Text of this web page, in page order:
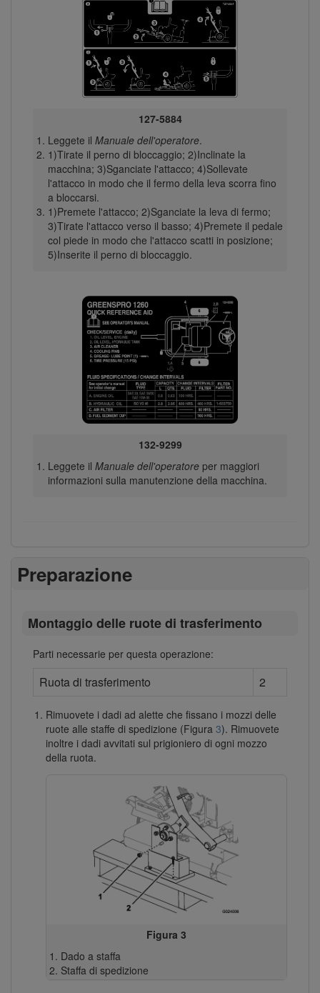
127-5884
Leggete il Manuale dell'operatore.
1)Tirate il perno di bloccaggio; 2)Inclinate la
macchina; 3)Sganciate l'attacco; 4)Sollevate
l'attacco in modo che il fermo della leva scorra fino
a bloccarsi.
1)Premete l'attacco; 2)Sganciate la leva di fermo;
3)Tirate l'attacco verso il basso; 4)Premete il pedale
col piede in modo che l'attacco scatti in posizione;
5)Inserite il perno di bloccaggio.
132-9299
Leggete il Manuale dell'operatoreper maggiori
informazioni sulla manutenzione della macchina.
Preparazione
Montaggio delle ruote di trasferimento
Parti necessarie per questa operazione:
Ruota di trasferimento 2
Rimuovete i dadi ad alette che fissano i mozzi delle
ruote alle staffe di spedizione (Figura 3). Rimuovete
inoltre i dadi avvitati sul prigioniero di ogni mozzo
della ruota.
Figura 3
Dado a staffa
Staffa di spedizione